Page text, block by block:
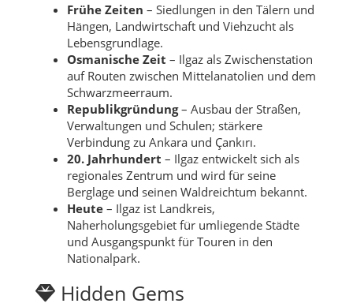
Frühe Zeiten – Siedlungen in den Tälern und
Hängen, Landwirtschaft und Viehzucht als
Lebensgrundlage.
Osmanische Zeit – Ilgaz als Zwischenstation
auf Routen zwischen Mittelanatolien und dem
Schwarzmeerraum.
Republikgründung– Ausbau der Straßen,
Verwaltungen und Schulen; stärkere
Verbindung zu Ankara und Çankırı.
20. Jahrhundert – Ilgaz entwickelt sich als
regionales Zentrum und wird für seine
Berglage und seinen Waldreichtum bekannt.
Heute – Ilgaz ist Landkreis,
Naherholungsgebiet für umliegende Städte
und Ausgangspunkt für Touren in den
Nationalpark.
Hidden Gems